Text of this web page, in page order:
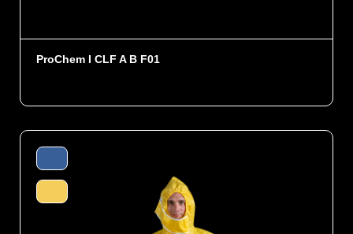
ProChem I CLF A B F01